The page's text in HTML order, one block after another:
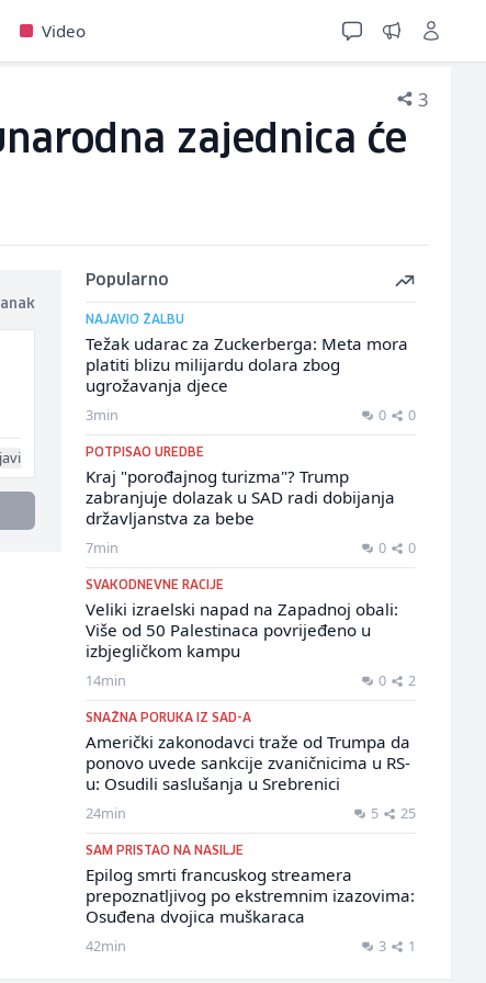
Video
3
zajednica će
Popularno
NAJAVIO ŽALBU
Težak udarac za Zuckerberga: Meta mora
platiti blizu milijardu dolara zbog
ugrožavanja djece
3min 0 0
POTPISAO UREDBE
Kraj "porođajnog turizma"? Trump
zabranjuje dolazak u SAD radi dobijanja
državljanstva za bebe
7min 0 0
SVAKODNEVNE RACIJE
Veliki izraelski napad na Zapadnoj obali:
Više od 50 Palestinaca povrijeđeno u
izbjegličkom kampu
14min 0 2
SNAŽNA PORUKA IZ SAD-A
Američki zakonodavci traže od Trumpa da
ponovo uvede sankcije zvaničnicima u RS-
u: Osudili saslušanja u Srebrenici
24min 5 25
SAM PRISTAO NA NASILJE
Epilog smrti francuskog streamera
prepoznatljivog po ekstremnim izazovima:
Osuđena dvojica muškaraca
42min 3 1